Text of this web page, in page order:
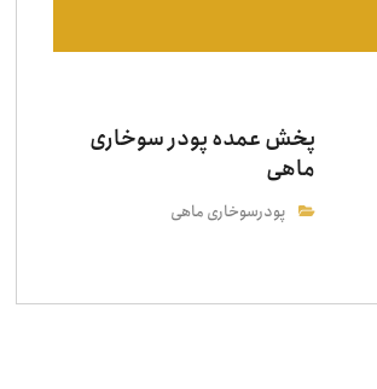
پخش عمده پودر سوخاری
ماهی
پودرسوخاری ماهی